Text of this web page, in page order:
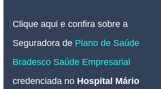
Clique aqui e confira sobre a
Seguradora de Plano de Saúde
Bradesco Saúde Empresarial
credenciada no Hospital Mário